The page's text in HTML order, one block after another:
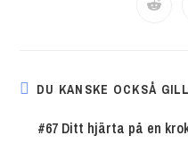
DU KANSKE OCKSÅ
#67 Ditt hjärta på en